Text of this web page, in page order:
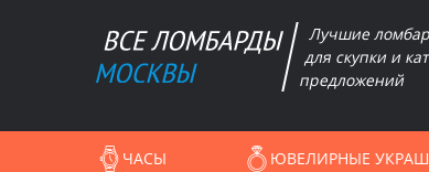
Лучшие
для скупки и
предложений
ЧАСЫ ЮВЕЛИРНЫЕ